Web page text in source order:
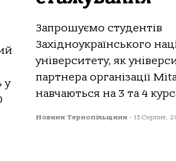
у
Запрошуємо студентів
Західноукраїнського
університету, як
партнера організації
навчаються на 3 та 4
Новини Тернопільщини - 13 Серпня,